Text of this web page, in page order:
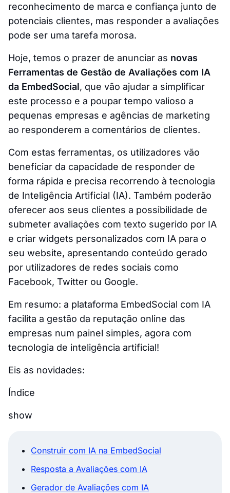
reconhecimento de marca e confiança junto de
potenciais clientes, mas responder a avaliações
pode ser uma tarefa morosa.
Hoje, temos o prazer de anunciar as novas
Ferramentas de Gestão de Avaliações com IA
da EmbedSocial, que vão ajudar a simplificar
este processo e a poupar tempo valioso a
pequenas empresas e agências de marketing
ao responderem a comentários de clientes.
Com estas ferramentas, os utilizadores vão
beneficiar da capacidade de responder de
forma rápida e precisa recorrendo à tecnologia
de Inteligência Artificial (IA). Também poderão
oferecer aos seus clientes a possibilidade de
submeter avaliações com texto sugerido por IA
e criar widgets personalizados com IA para o
seu website, apresentando conteúdo gerado
por utilizadores de redes sociais como
Facebook, Twitter ou Google.
Em resumo: a plataforma EmbedSocial com IA
facilita a gestão da reputação online das
empresas num painel simples, agora com
tecnologia de inteligência artificial!
Eis as novidades:
Índice
show
Construir com IA na EmbedSocial
Resposta a Avaliações com IA
Gerador de Avaliações com IA